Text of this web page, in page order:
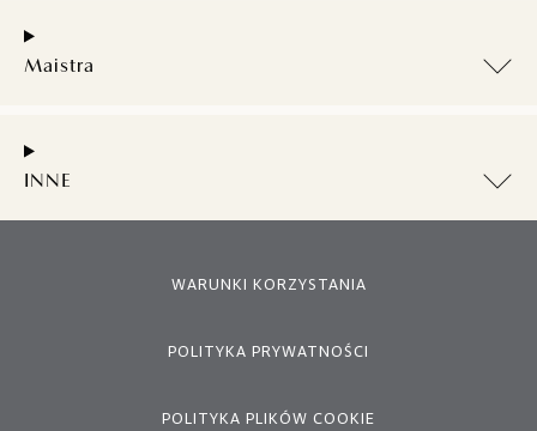
Maistra
INNE
WARUNKI KORZYSTANIA
POLITYKA PRYWATNOŚCI
POLITYKA PLIKÓW COOKIE